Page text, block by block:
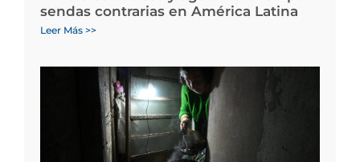
sendas contrarias en América Latina
Leer Más >>